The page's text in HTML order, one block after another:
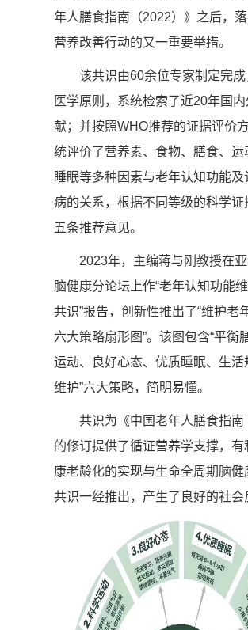
年人膳食指南（2022）》之后，
营养改善行动的又一重要举措。
该共识由60余位专家制定完
医学原则，系统检索了近20年国
献；并按照WHO推荐的证据评价
统评价了营养素、食物、膳食、运
睡眠等多种因素与老年认知功能及
病的关系，根据不同等级的科学证
五条推荐意见。
2023年，主编蒋与刚教授在
脑健康分论坛上作“老年认知功能
共识”报告，创新性推出了“维护老
六大策略扇形图”。该图包含“平衡
运动、良好心态、优质睡眠、生活
维护”六大策略，简明易懂。
共识为《中国老年人膳食指南
的修订提供了循证营养学支撑，有
康老龄化的实现与生命全周期脑健
共识一经推出，产生了良好的社会